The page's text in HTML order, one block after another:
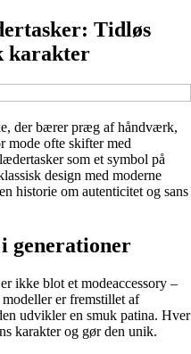
Tidløs
karakter
der bærer præg af håndværk,
mode ofte skifter med
som et symbol på
design med moderne
historie om autenticitet og sans
generationer
ikke blot et modeaccessory –
er fremstillet af
udvikler en smuk patina. Hver
karakter og gør den unik.